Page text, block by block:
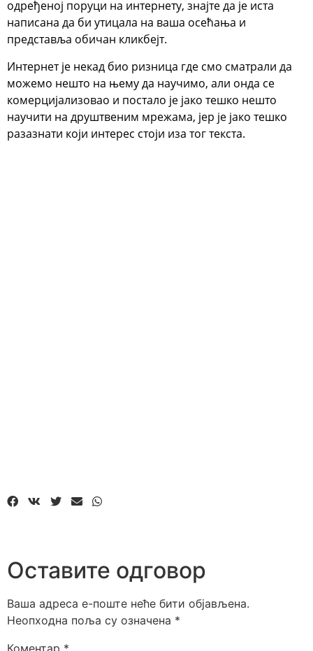
одређеној поруци на интернету, знајте да је иста
написана да би утицала на ваша осећања и
представља обичан кликбејт.
Интернет је некад био ризница где смо сматрали да
можемо нешто на њему да научимо, али онда се
комерцијализовао и постало је јако тешко нешто
научити на друштвеним мрежама, јер је јако тешко
разазнати који интерес стоји иза тог текста.
Оставите одговор
Ваша адреса е-поште неће бити објављена.
Неопходна поља су означена *